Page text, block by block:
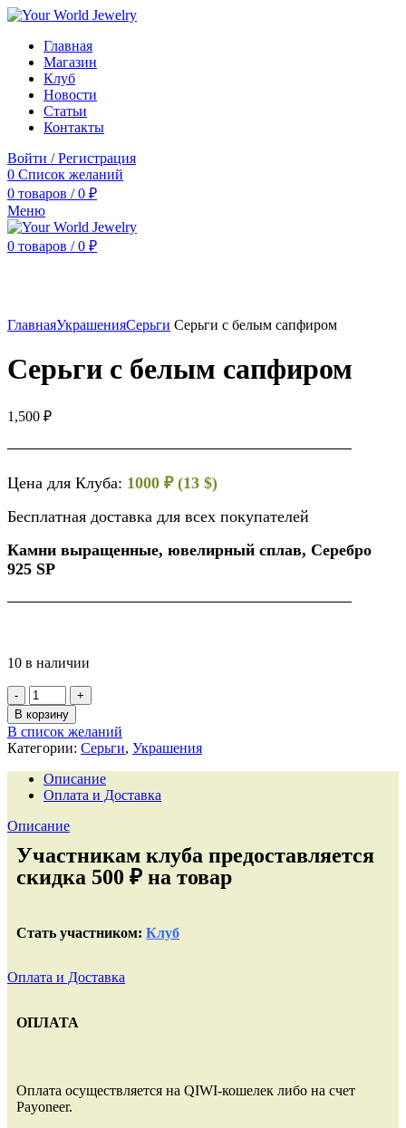
Главная
Магазин
Клуб
Новости
Статьи
Контакты
Войти / Регистрация
0 Список желаний
0 товаров / 0 ₽
Меню
0 товаров / 0 ₽
ГлавнаяУкрашенияСерьги Серьги с белым сапфиром
Серьги с белым сапфиром
1,500 ₽
Цена для Клуба: 1000 ₽ (13 $)
Бесплатная доставка для всех покупателей
Камни выращенные, ювелирный сплав, Серебро
925 SP
10 в наличии
В корзину
В список желаний
Категории: Серьги, Украшения
Описание
Оплата и Доставка
Описание
Участникам клуба предоставляется
скидка 500 ₽ на товар
Стать участником: Клуб
Оплата и Доставка
ОПЛАТА
Оплата осуществляется на QIWI-кошелек либо на счет
Payoneer.